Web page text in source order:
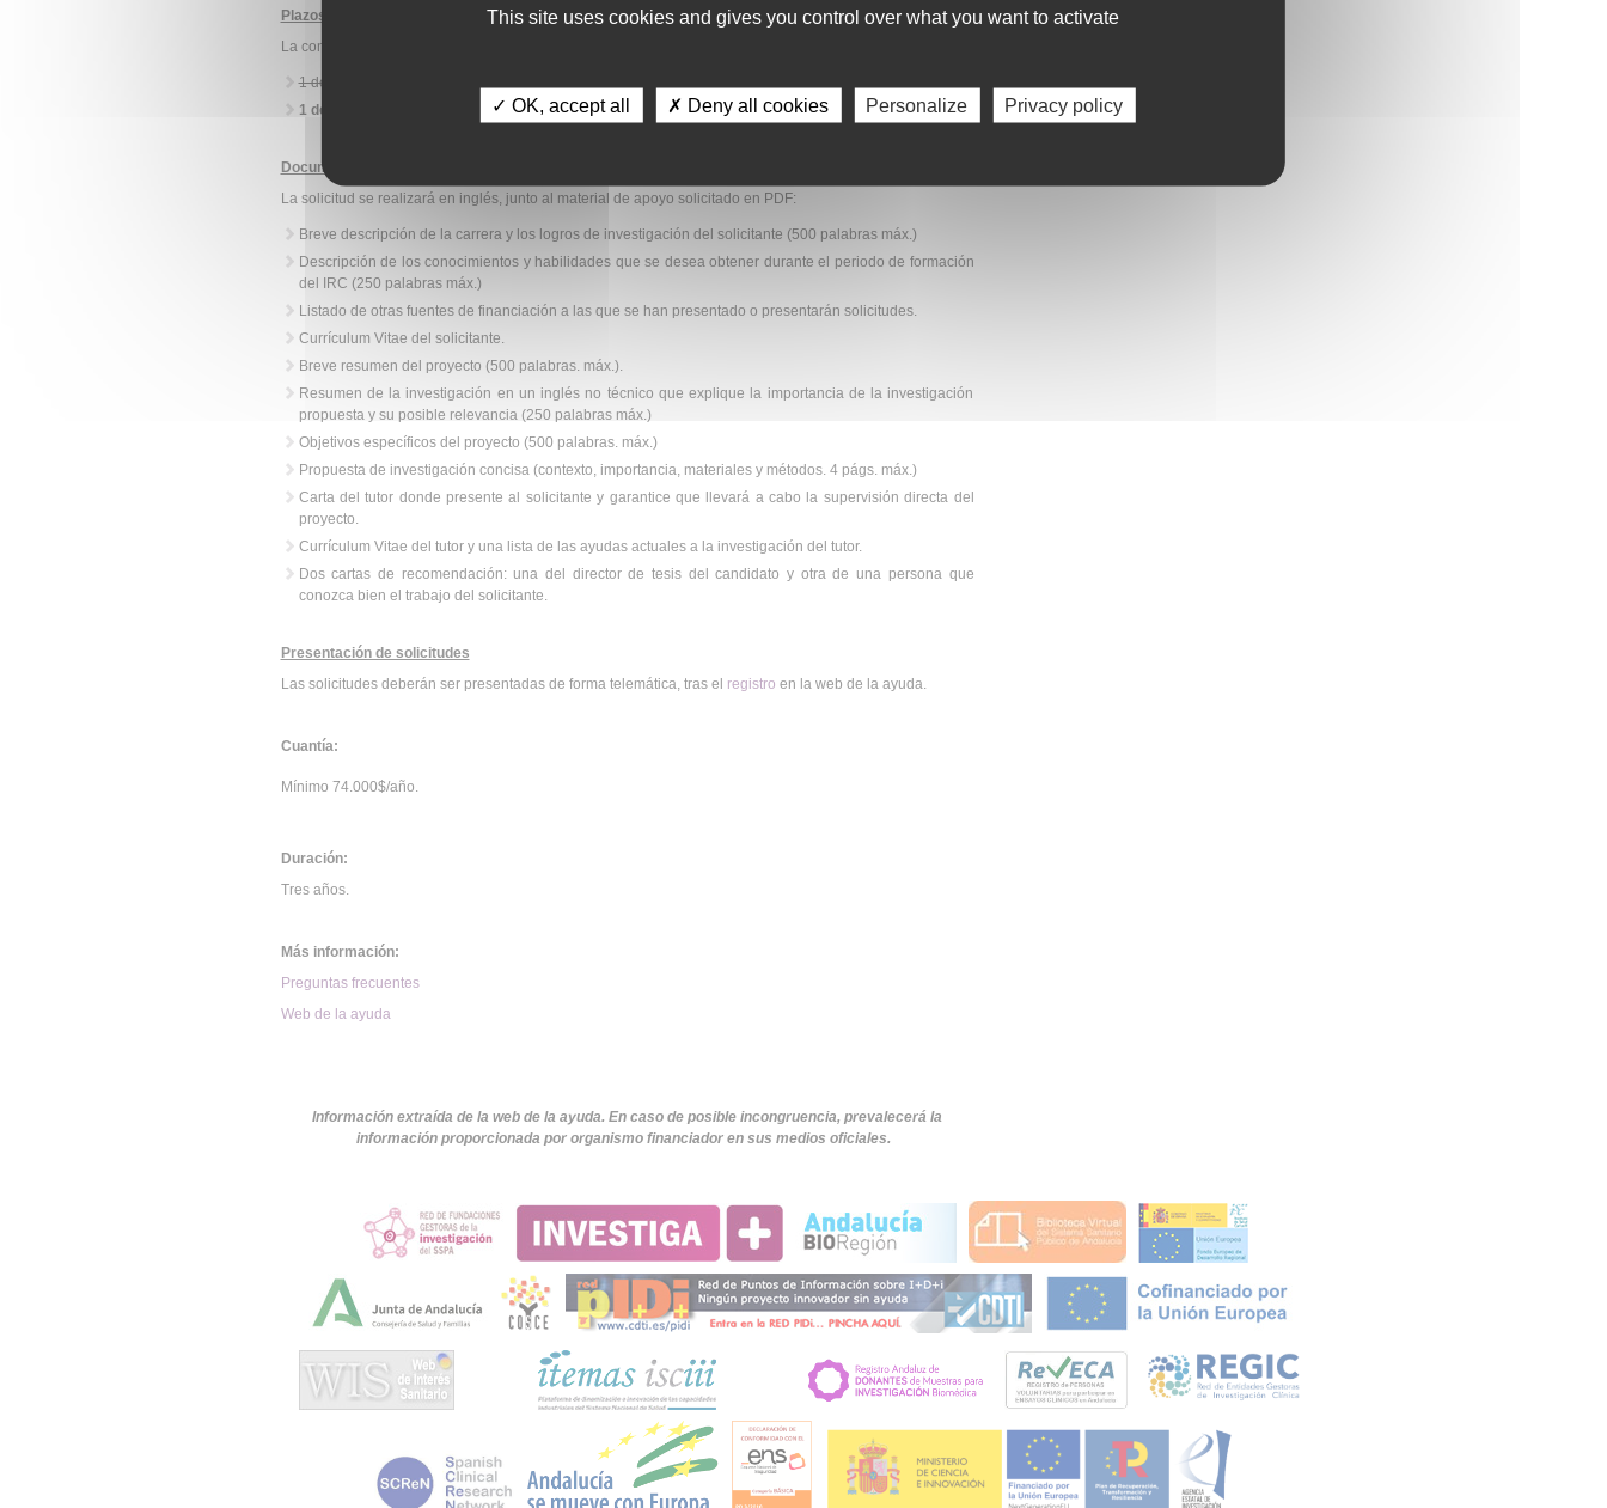
Plazos de solicitud:
La convocatoria cuenta con dos fechas límite para la presentación de solicitudes en 2026:
1 de marzo de 2026.
1 de septiembre de 2026.
Documentación
La solicitud se realizará en inglés, junto al material de apoyo solicitado en PDF:
Breve descripción de la carrera y los logros de investigación del solicitante (500 palabras máx.)
Descripción de los conocimientos y habilidades que se desea obtener durante el periodo de formación
del IRC (250 palabras máx.)
Listado de otras fuentes de financiación a las que se han presentado o presentarán solicitudes.
Currículum Vitae del solicitante.
Breve resumen del proyecto (500 palabras. máx.).
Resumen de la investigación en un inglés no técnico que explique la importancia de la investigación
propuesta y su posible relevancia (250 palabras máx.)
Objetivos específicos del proyecto (500 palabras. máx.)
Propuesta de investigación concisa (contexto, importancia, materiales y métodos. 4 págs. máx.)
Carta del tutor donde presente al solicitante y garantice que llevará a cabo la supervisión directa del
proyecto.
Currículum Vitae del tutor y una lista de las ayudas actuales a la investigación del tutor.
Dos cartas de recomendación: una del director de tesis del candidato y otra de una persona que
conozca bien el trabajo del solicitante.
Presentación de solicitudes
Las solicitudes deberán ser presentadas de forma telemática, tras el registro en la web de la ayuda.
Cuantía:
Mínimo 74.000$/año.
Duración:
Tres años.
Más información:
Preguntas frecuentes
Web de la ayuda
Información extraída de la web de la ayuda. En caso de posible incongruencia, prevalecerá la
información proporcionada por organismo financiador en sus medios oficiales.
This site uses cookies and gives you control over what you want to activate
✓ OK, accept all ✗ Deny all cookies Personalize Privacy policy